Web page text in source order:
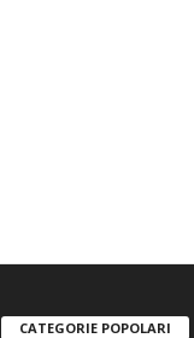
CATEGORIE POPOLARI